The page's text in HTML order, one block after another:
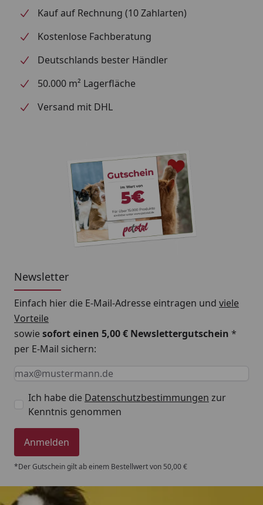
Kauf auf Rechnung (10 Zahlarten)
Kostenlose Fachberatung
Deutschlands bester Händler
50.000 m² Lagerfläche
Versand mit DHL
Newsletter
Einfach hier die E-Mail-Adresse eintragen und viele
Vorteile
sowiesofort einen 5,00 € Newslettergutschein *
per E-Mail sichern:
Keine Eingabe erforderlich
Eingabe erforderlich
E-Mail *
Ich habe die Datenschutzbestimmungen zur
Kenntnis genommen
Anmelden
*Der Gutschein gilt ab einem Bestellwert von 50,00 €